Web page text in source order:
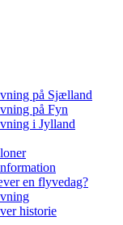
på Sjælland
på Fyn
i Jylland
en flyvedag?
historie